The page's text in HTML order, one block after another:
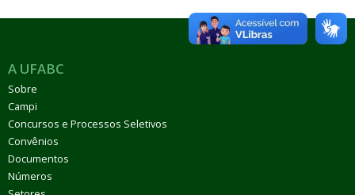
A UFABC
Sobre
Campi
Concursos e Processos Seletivos
Convênios
Documentos
Números